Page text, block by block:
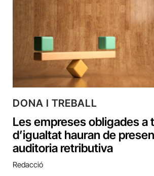
DONA I TREBALL
Les empreses obligades a
d’igualtat hauran de
auditoria retributiva
Redacció